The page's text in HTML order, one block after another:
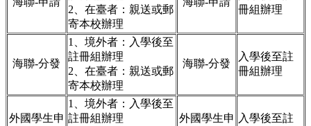
2、在臺者：親送或郵
寄本校辦理
冊組辦理
海聯-分發
1、境外者： 入學後至
註冊組辦理
2、在臺者：親送或郵
寄本校辦理
海聯-分發
入學後至註
冊組辦理
外國學生申
1、境外者： 入學後至
註冊組辦理
外國學生申 入學後至註